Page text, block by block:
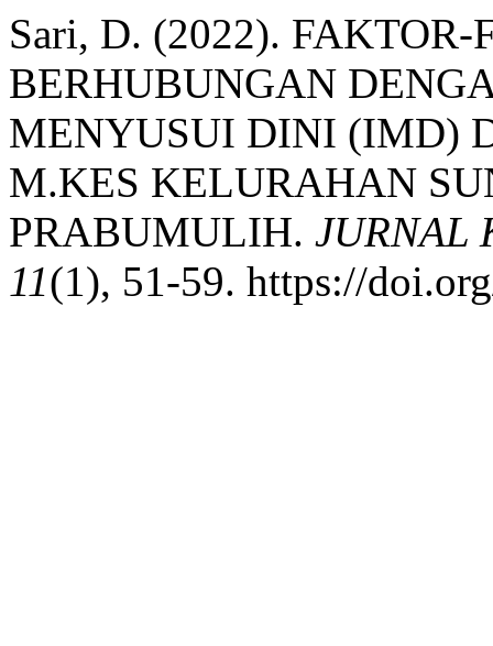
Sari, D. (2022). FAKTOR-
BERHUBUNGAN
MENYUSUI DINI (IMD)
M.KES KELURAHAN
PRABUMULIH. JURNAL
11(1), 51-59. https://